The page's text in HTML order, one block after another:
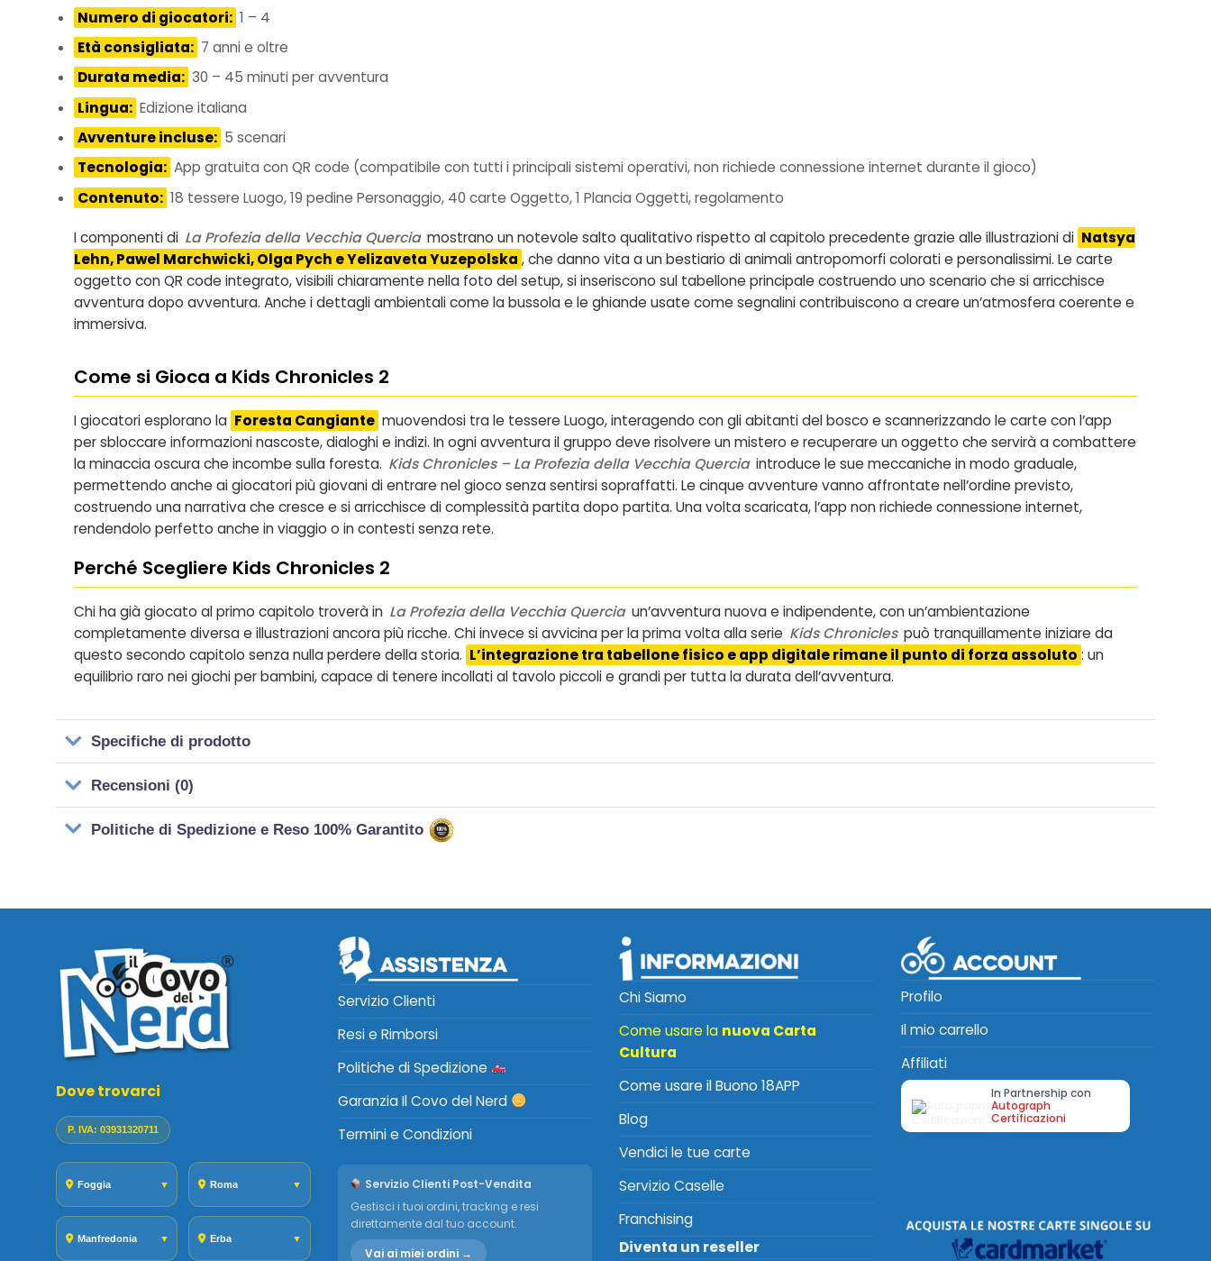
Numero di giocatori: 1 – 4
Età consigliata: 7 anni e oltre
Durata media: 30 – 45 minuti per avventura
Lingua: Edizione italiana
Avventure incluse: 5 scenari
Tecnologia: App gratuita con QR code (compatibile con tutti i principali sistemi operativi, non richiede connessione internet durante il gioco)
Contenuto: 18 tessere Luogo, 19 pedine Personaggio, 40 carte Oggetto, 1 Plancia Oggetti, regolamento
I componenti di La Profezia della Vecchia Quercia mostrano un notevole salto qualitativo rispetto al capitolo precedente grazie alle illustrazioni di Natsya
Lehn, Pawel Marchwicki, Olga Pych e Yelizaveta Yuzepolska , che danno vita a un bestiario di animali antropomorfi colorati e personalissimi. Le carte
oggetto con QR code integrato, visibili chiaramente nella foto del setup, si inseriscono sul tabellone principale costruendo uno scenario che si arricchisce
avventura dopo avventura. Anche i dettagli ambientali come la bussola e le ghiande usate come segnalini contribuiscono a creare un’atmosfera coerente e
immersiva.
Come si Gioca a Kids Chronicles 2
I giocatori esplorano la Foresta Cangiante muovendosi tra le tessere Luogo, interagendo con gli abitanti del bosco e scannerizzando le carte con l’app
per sbloccare informazioni nascoste, dialoghi e indizi. In ogni avventura il gruppo deve risolvere un mistero e recuperare un oggetto che servirà a combattere
la minaccia oscura che incombe sulla foresta. Kids Chronicles – La Profezia della Vecchia Quercia introduce le sue meccaniche in modo graduale,
permettendo anche ai giocatori più giovani di entrare nel gioco senza sentirsi sopraffatti. Le cinque avventure vanno affrontate nell’ordine previsto,
costruendo una narrativa che cresce e si arricchisce di complessità partita dopo partita. Una volta scaricata, l’app non richiede connessione internet,
rendendolo perfetto anche in viaggio o in contesti senza rete.
Perché Scegliere Kids Chronicles 2
Chi ha già giocato al primo capitolo troverà in La Profezia della Vecchia Quercia un’avventura nuova e indipendente, con un’ambientazione
completamente diversa e illustrazioni ancora più ricche. Chi invece si avvicina per la prima volta alla serie Kids Chronicles può tranquillamente iniziare da
questo secondo capitolo senza nulla perdere della storia. L’integrazione tra tabellone fisico e app digitale rimane il punto di forza assoluto : un
equilibrio raro nei giochi per bambini, capace di tenere incollati al tavolo piccoli e grandi per tutta la durata dell’avventura.
Specifiche di prodotto
Recensioni (0)
Politiche di Spedizione e Reso 100% Garantito
Dove trovarci
P. IVA: 03931320711
Foggia ▼ Roma ▼
Manfredonia ▼ Erba ▼
Servizio Clienti
Resi e Rimborsi
Politiche di Spedizione
Garanzia Il Covo del Nerd
Termini e Condizioni
Servizio Clienti Post-Vendita
Gestisci i tuoi ordini, tracking e resi
direttamente dal tuo account.
Vai ai miei ordini →
Chi Siamo
Come usare la nuova Carta
Cultura
Come usare il Buono 18APP
Blog
Vendici le tue carte
Servizio Caselle
Franchising
Diventa un reseller
Profilo
Il mio carrello
Affiliati
In Partnership con
Autograph
Certificazioni